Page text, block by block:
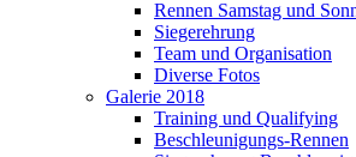
Rennen Samstag und
Siegerehrung
Team und Organisation
Diverse Fotos
Galerie 2018
Training und Qualifying
Beschleunigungs-Rennen